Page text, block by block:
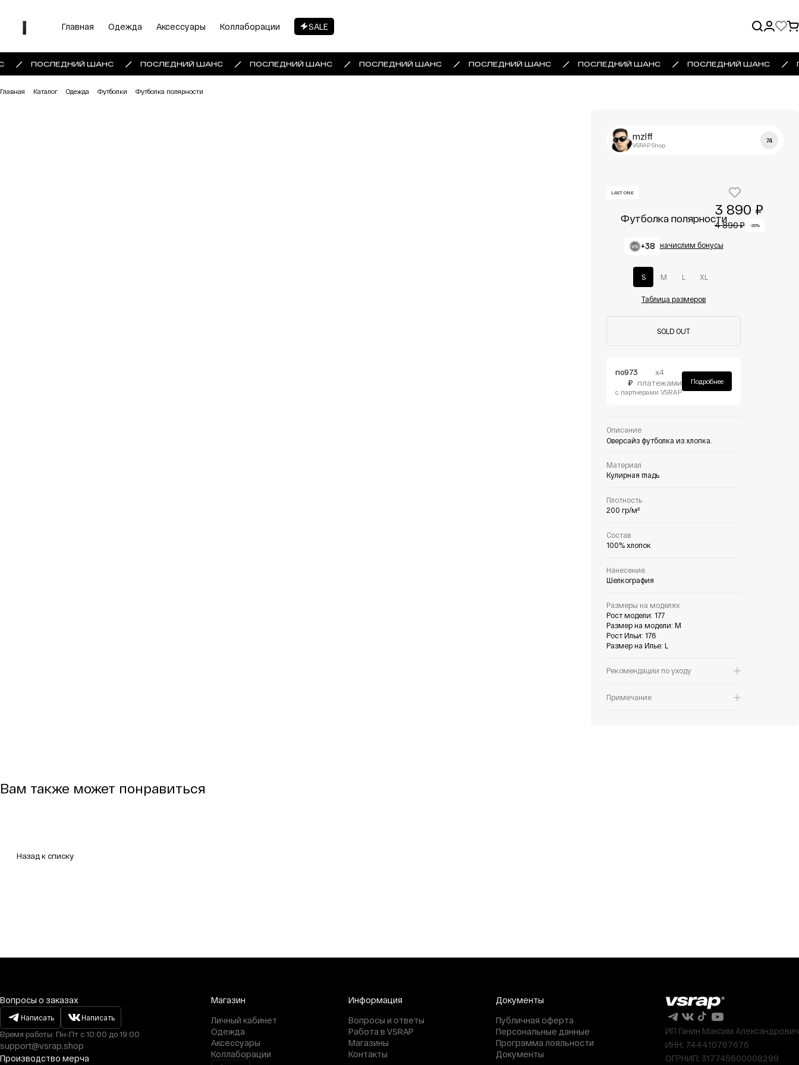
Главная Одежда Аксессуары Коллаборации SALE
ПОСЛЕДНИЙ ШАНС ПОСЛЕДНИЙ ШАНС ПОСЛЕДНИЙ ШАНС ПОСЛЕДНИЙ ШАНС ПОСЛЕДНИЙ ШАНС ПОСЛЕДНИЙ ШАНС ПОСЛЕДНИЙ ШАНС
Главная Каталог Одежда Футболки Футболка полярности
mzlff
VSRAP Shop
74
LAST ONE
Футболка полярности
+38 начислим бонусы
S M L XL
Таблица размеров
SOLD OUT
по973
₽
х4
платежами
с партнерами VSRAP
Подробнее
Описание
Оверсайз футболка из хлопка.
Материал
Кулирная гладь
Плотность
200 гр/м²
Состав
100% хлопок
Нанесение
Шелкография
Размеры на моделях
Рост модели: 177
Размер на модели: M
Рост Ильи: 176
Размер на Илье: L
Рекомендации по уходу
Примечание
3 890 ₽
4 890 ₽ -20%
Вам также может понравиться
Назад к списку
Вопросы о заказах
Написать Написать
Время работы: Пн-Пт с 10:00 до 19:00
support@vsrap.shop
Производство мерча
Магазин
Личный кабинет
Одежда
Аксессуары
Коллаборации
Информация
Вопросы и ответы
Работа в VSRAP
Магазины
Контакты
Документы
Публичная оферта
Персональные данные
Программа лояльности
Документы
ИП Ганин Максим Александрович
ИНН: 744410767676
ОГРНИП: 317745600008299